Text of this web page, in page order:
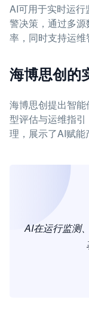
AI可用于实时运
警决策，通过多
率，同时支持运维
海博思创的
海博思创提出智
型评估与运维指
理，展示了AI赋能
AI在运行监测